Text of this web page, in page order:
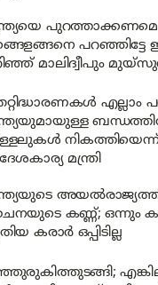
പറഞ്ഞിട്ടേ
മാലിദ്വീപും
എല്ലാം
നികത്തിയെന്ന്
മന്ത്രി
കണ്ണ്; ഒന്നും
കരാര്‍ ഒപ്പിടില്ല